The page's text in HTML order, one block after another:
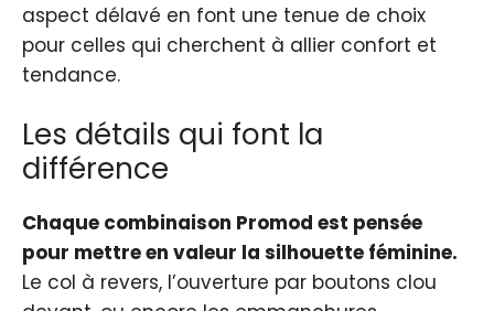
aspect délavé en font une tenue de choix
pour celles qui cherchent à allier confort et
tendance.
Les détails qui font la
différence
Chaque combinaison Promod est pensée
pour mettre en valeur la silhouette féminine.
Le col à revers, l’ouverture par boutons clou